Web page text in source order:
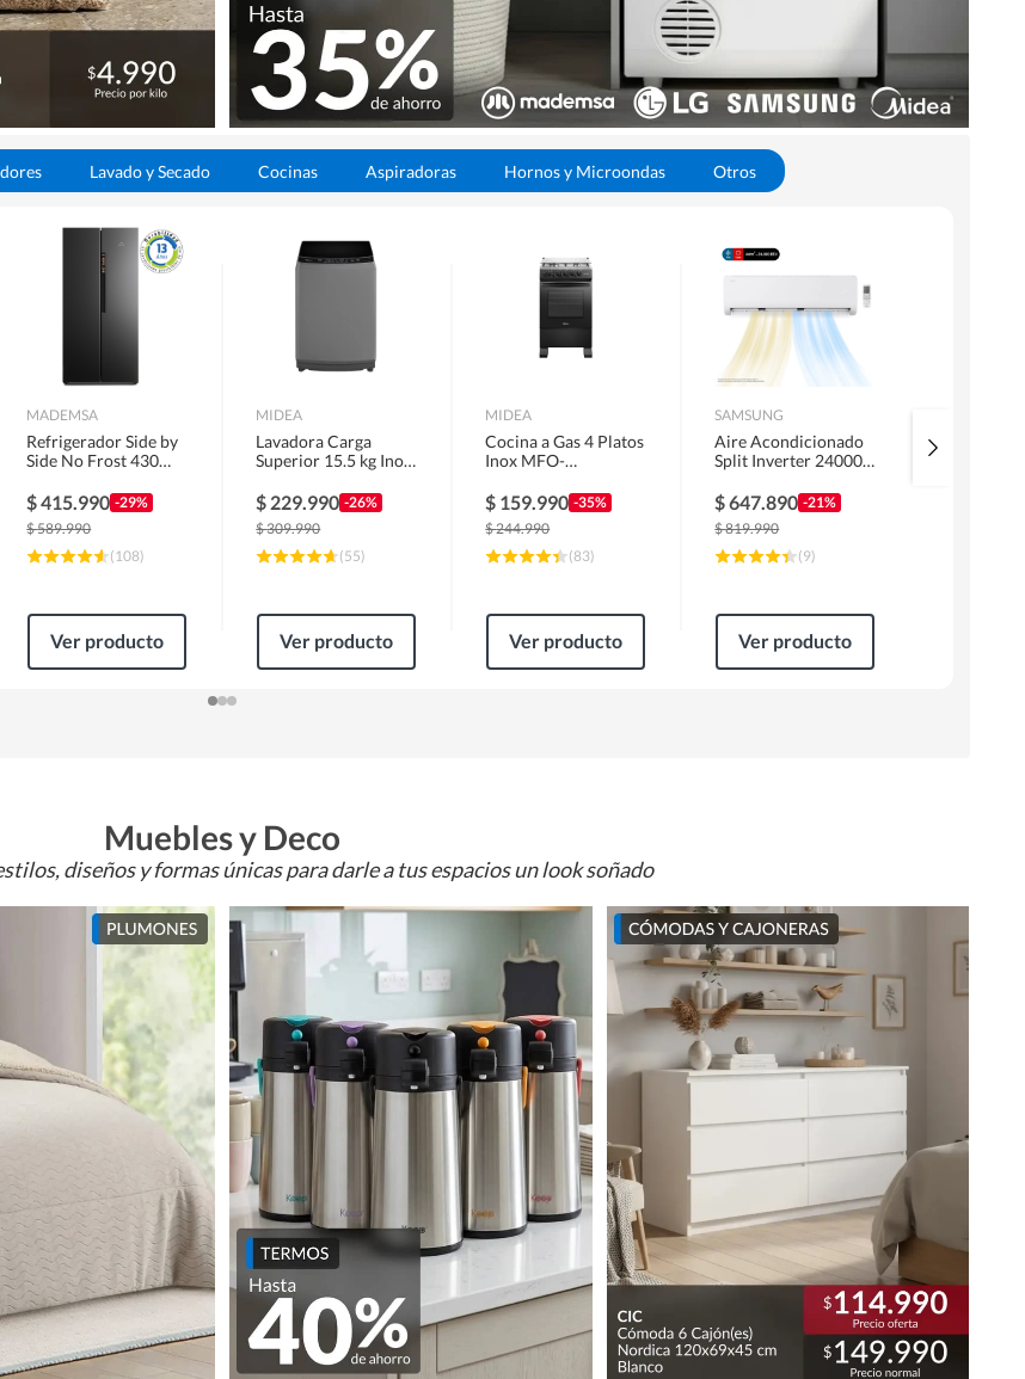
Lavado y Secado Cocinas Aspiradoras Hornos y Microondas Otros
MADEMSA
Refrigerador Side by
Side No Frost 430
MAS430B
$415.990 -29%
$589.990
(108)
Ver producto
MIDEA
Lavadora Carga
Superior 15.5 kg Inox
$ 229.990 -26%
$309.990
(55)
Ver producto
MIDEA
Cocina a Gas 4 Platos
Inox MFO-
$ 159.990 -35%
$244.990
(83)
Ver producto
SAMSUNG
Aire Acondicionado
Split Inverter 24000
$647.890 -21%
$819.990
(9)
Ver producto
Muebles y Deco
diseños y formas únicas para darle a tus espacios un look soñado